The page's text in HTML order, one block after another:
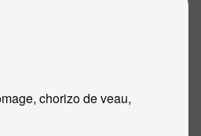
chorizo de veau,